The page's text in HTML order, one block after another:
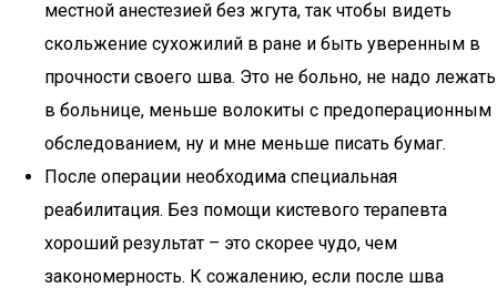
местной анестезией без жгута, так чтобы видеть
скольжение сухожилий в ране и быть уверенным в
прочности своего шва. Это не больно, не надо лежать
в больнице, меньше волокиты с предоперационным
обследованием, ну и мне меньше писать бумаг.
После операции необходима специальная
реабилитация. Без помощи кистевого терапевта
хороший результат – это скорее чудо, чем
закономерность. К сожалению, если после шва